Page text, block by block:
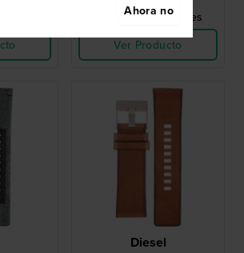
Comparar Relojes
Ver Producto
Diesel
Ahora no